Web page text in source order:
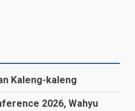
Kaleng-kaleng
2026, Wahyu